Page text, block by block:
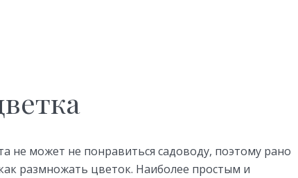
не может не понравиться садоводу, поэтому рано
размножать цветок. Наиболее простым и